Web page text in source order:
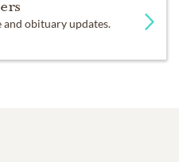
and obituary updates.